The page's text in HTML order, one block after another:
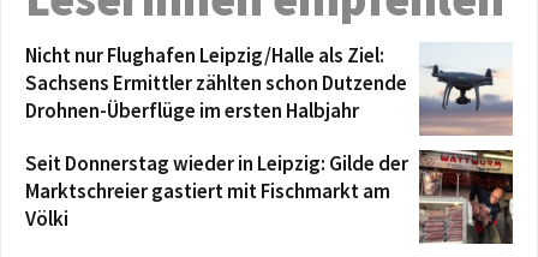
Nicht nur Flughafen Leipzig/Halle als Ziel:
Sachsens Ermittler zählten schon Dutzende
Drohnen-Überflüge im ersten Halbjahr
Seit Donnerstag wieder in Leipzig: Gilde der
Marktschreier gastiert mit Fischmarkt am
Völki